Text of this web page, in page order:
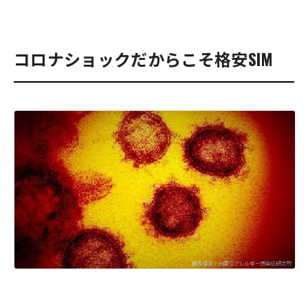
コロナショックだからこそ格安SIM